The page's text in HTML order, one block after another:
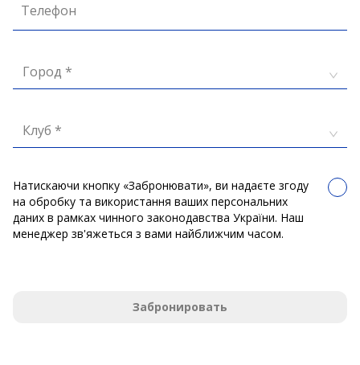
Телефон
Город *
Клуб *
Натискаючи кнопку «Забронювати», ви надаєте згоду
на обробку та використання ваших персональних
даних в рамках чинного законодавства України. Наш
менеджер зв'яжеться з вами найближчим часом.
Забронировать